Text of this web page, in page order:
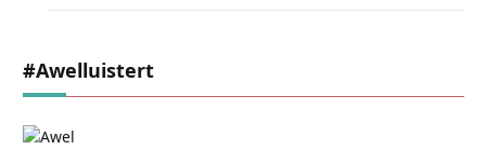
#awelluistert